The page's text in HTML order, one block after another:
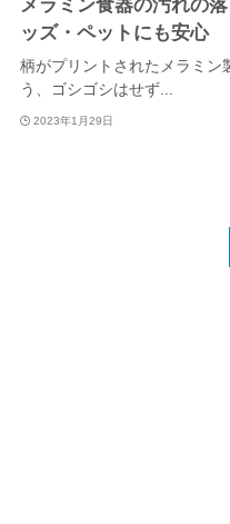
メラミン食器の汚れの
ッズ・ペットにも安心
柄がプリントされたメラミン
う、ゴシゴシはせず...
2023年1月29日